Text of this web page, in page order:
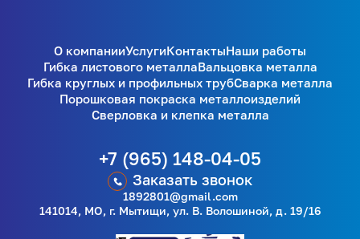
О компанииУслугиКонтактыНаши работы
Гибка листового металлаВальцовка металла
Гибка круглых и профильных трубСварка металла
Порошковая покраска металлоизделий
Сверловка и клепка металла
+7 (965) 148-04-05
Заказать звонок
1892801@gmail.com
141014, МО, г. Мытищи, ул. В. Волошиной, д. 19/16